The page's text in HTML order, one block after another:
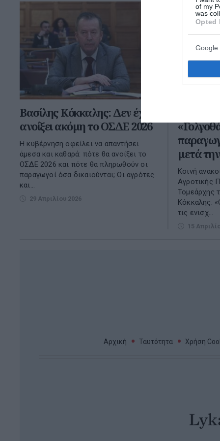
of my
was
Opted
Google
Βασίλης Κόκκαλης: Δεν έχει
ανοίξει ακόμη το ΟΣΔΕ 2026
Η κυβέρνηση οφείλει να απαντήσει
άμεσα και καθαρά: πότε θα ανοίξει το
ΟΣΔΕ 2026 και πότε θα πληρωθούν οι
παραγωγοί όσα δικαιούνται; Οι αγρότες
και...
29 Απριλίου 2026
μετά
Κοινή
Αγροτικής
Τομεάρχης
Κόκκαλης.
τις ενισχ...
15
Αρχική Ταυτότητα Χρήση